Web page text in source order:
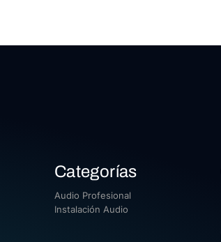
Categorías
Audio Profesional
Instalación Audio